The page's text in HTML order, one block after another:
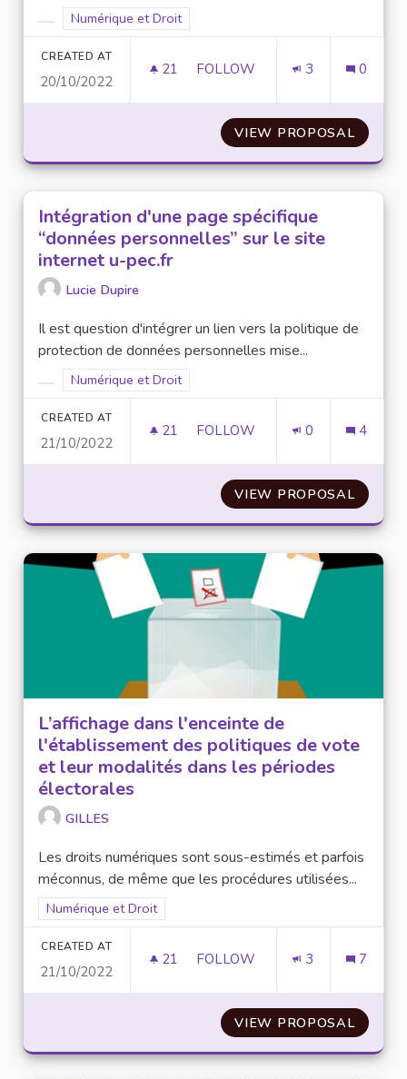
Filter results for category:
Filter results for scope: Numérique et Droit
Numérique et Droit
CREATED AT
20/10/2022
21 21 FOLLOWERS
FOLLOW 3 0
VIEW PROPOSAL
Intégration d'une page spécifique
“données personnelles” sur le site
internet u-pec.fr
Lucie Dupire
Il est question d'intégrer un lien vers la politique de
protection de données personnelles mise...
Filter results for category:
Filter results for scope: Numérique et Droit
Numérique et Droit
CREATED AT
21/10/2022
21 21 FOLLOWERS
FOLLOW 0 4
VIEW PROPOSAL
L’affichage dans l'enceinte de
l'établissement des politiques de vote
et leur modalités dans les périodes
électorales
GILLES
Les droits numériques sont sous-estimés et parfois
méconnus, de même que les procédures utilisées...
Filter results for scope: Numérique et Droit
Numérique et Droit
CREATED AT
21/10/2022
21 21 FOLLOWERS
FOLLOW 3 7
VIEW PROPOSAL